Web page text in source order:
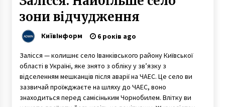
зони відчудження
КиївІнформ 6 років ago
Залісся — колишнє село Іванківського району Київської
області в Україні, яке знято з обліку у зв’язку з
відселенням мешканців після аварії на ЧАЕС. Це село ви
зазвичай проїжджаєте на шляху до ЧАЕС, воно
знаходиться перед самісіньким Чорнобилем. Влітку ви